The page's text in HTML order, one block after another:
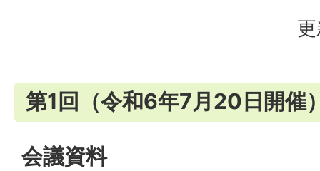
第1回（令和6年7月20日開催
会議資料